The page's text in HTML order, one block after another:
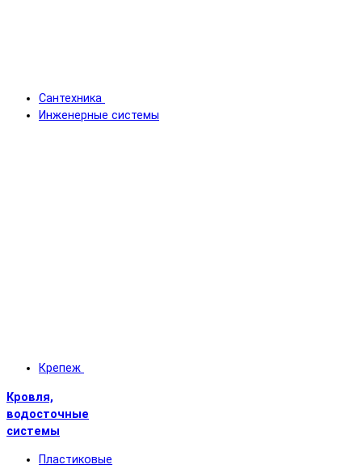
Сантехника
Инженерные системы
Крепеж
Кровля,
водосточные
системы
Пластиковые